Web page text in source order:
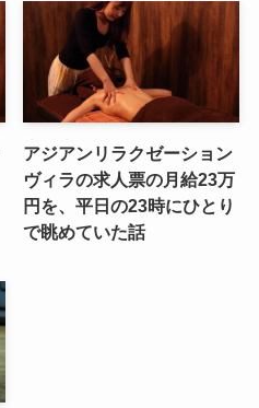
アジアンリラクゼーション
ヴィラの求人票の月給23万
円を、平日の23時にひとり
で眺めていた話